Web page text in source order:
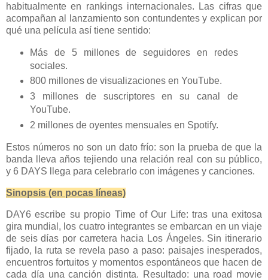
habitualmente en rankings internacionales. Las cifras que
acompañan al lanzamiento son contundentes y explican por
qué una película así tiene sentido:
Más de 5 millones de seguidores en redes
sociales.
800 millones de visualizaciones en YouTube.
3 millones de suscriptores en su canal de
YouTube.
2 millones de oyentes mensuales en Spotify.
Estos números no son un dato frío: son la prueba de que la
banda lleva años tejiendo una relación real con su público,
y 6 DAYS llega para celebrarlo con imágenes y canciones.
Sinopsis (en pocas líneas)
DAY6 escribe su propio Time of Our Life: tras una exitosa
gira mundial, los cuatro integrantes se embarcan en un viaje
de seis días por carretera hacia Los Ángeles. Sin itinerario
fijado, la ruta se revela paso a paso: paisajes inesperados,
encuentros fortuitos y momentos espontáneos que hacen de
cada día una canción distinta. Resultado: una road movie